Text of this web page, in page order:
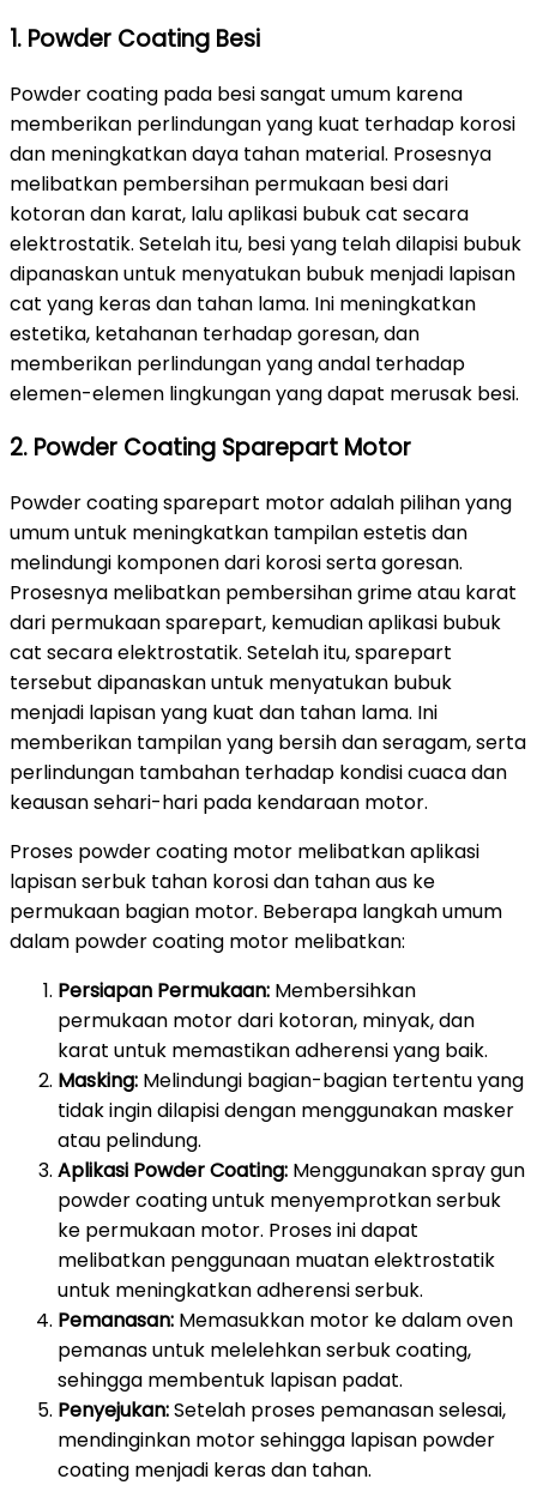
1. Powder Coating Besi
Powder coating pada besi sangat umum karena
memberikan perlindungan yang kuat terhadap korosi
dan meningkatkan daya tahan material. Prosesnya
melibatkan pembersihan permukaan besi dari
kotoran dan karat, lalu aplikasi bubuk cat secara
elektrostatik. Setelah itu, besi yang telah dilapisi bubuk
dipanaskan untuk menyatukan bubuk menjadi lapisan
cat yang keras dan tahan lama. Ini meningkatkan
estetika, ketahanan terhadap goresan, dan
memberikan perlindungan yang andal terhadap
elemen-elemen lingkungan yang dapat merusak besi.
2. Powder Coating Sparepart Motor
Powder coating sparepart motor adalah pilihan yang
umum untuk meningkatkan tampilan estetis dan
melindungi komponen dari korosi serta goresan.
Prosesnya melibatkan pembersihan grime atau karat
dari permukaan sparepart, kemudian aplikasi bubuk
cat secara elektrostatik. Setelah itu, sparepart
tersebut dipanaskan untuk menyatukan bubuk
menjadi lapisan yang kuat dan tahan lama. Ini
memberikan tampilan yang bersih dan seragam, serta
perlindungan tambahan terhadap kondisi cuaca dan
keausan sehari-hari pada kendaraan motor.
Proses powder coating motor melibatkan aplikasi
lapisan serbuk tahan korosi dan tahan aus ke
permukaan bagian motor. Beberapa langkah umum
dalam powder coating motor melibatkan:
Persiapan Permukaan: Membersihkan
permukaan motor dari kotoran, minyak, dan
karat untuk memastikan adherensi yang baik.
Masking: Melindungi bagian-bagian tertentu yang
tidak ingin dilapisi dengan menggunakan masker
atau pelindung.
Aplikasi Powder Coating: Menggunakan spray gun
powder coating untuk menyemprotkan serbuk
ke permukaan motor. Proses ini dapat
melibatkan penggunaan muatan elektrostatik
untuk meningkatkan adherensi serbuk.
Pemanasan: Memasukkan motor ke dalam oven
pemanas untuk melelehkan serbuk coating,
sehingga membentuk lapisan padat.
Penyejukan:Setelah proses pemanasan selesai,
mendinginkan motor sehingga lapisan powder
coating menjadi keras dan tahan.